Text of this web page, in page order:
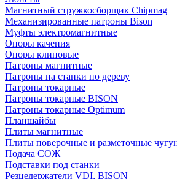
Магнитный стружкосборщик Chipmag
Механизированные патроны Bison
Муфты электромагнитные
Опоры качения
Опоры клиновые
Патроны магнитные
Патроны на станки по дереву
Патроны токарные
Патроны токарные BISON
Патроны токарные Optimum
Планшайбы
Плиты магнитные
Плиты поверочные и разметочные
Подача СОЖ
Подставки под станки
Резцедержатели VDI, BISON